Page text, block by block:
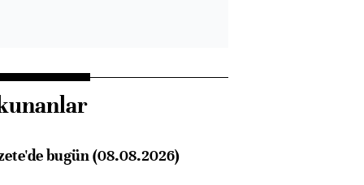
bugün (08.08.2026)